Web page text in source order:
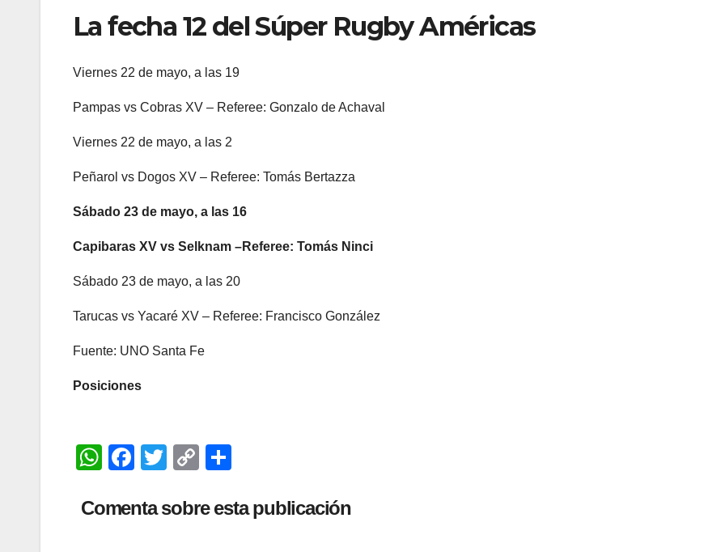
La fecha 12 del Súper Rugby Américas
Viernes 22 de mayo, a las 19
Pampas vs Cobras XV – Referee: Gonzalo de Achaval
Viernes 22 de mayo, a las 2
Peñarol vs Dogos XV – Referee: Tomás Bertazza
Sábado 23 de mayo, a las 16
Capibaras XV vs Selknam –Referee: Tomás Ninci
Sábado 23 de mayo, a las 20
Tarucas vs Yacaré XV – Referee: Francisco González
Fuente: UNO Santa Fe
Posiciones
W
at
F
c
T
tt
C
p
m
Comenta sobre esta publicación